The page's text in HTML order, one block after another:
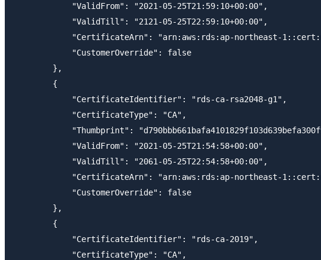
            "ValidFrom": "2021-05-25T21:59:10+00:00",
            "ValidTill": "2121-05-25T22:59:10+00:00",
"CertificateArn": "arn:aws:rds:ap-northeast-
            "CustomerOverride": false
        },
        {
            "CertificateIdentifier": "rds-ca-rsa2048-g1",
            "CertificateType": "CA",
"Thumbprint":
            "ValidFrom": "2021-05-25T21:54:58+00:00",
            "ValidTill": "2061-05-25T22:54:58+00:00",
"CertificateArn": "arn:aws:rds:ap-northeast-
            "CustomerOverride": false
        },
        {
            "CertificateIdentifier": "rds-ca-2019",
            "CertificateType": "CA",